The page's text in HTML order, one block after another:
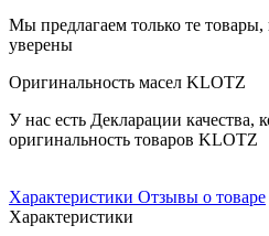
Мы предлагаем только те
уверены
Оригинальность масел KLOTZ
У нас есть Декларации качества,
оригинальность товаров KLOTZ
Характеристики Отзывы о товаре
Характеристики